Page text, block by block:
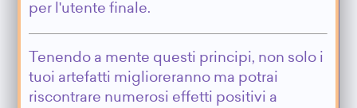
per l'utente finale.
Tenendo a mente questi principi, non solo i
tuoi artefatti miglioreranno ma potrai
riscontrare numerosi effetti positivi a